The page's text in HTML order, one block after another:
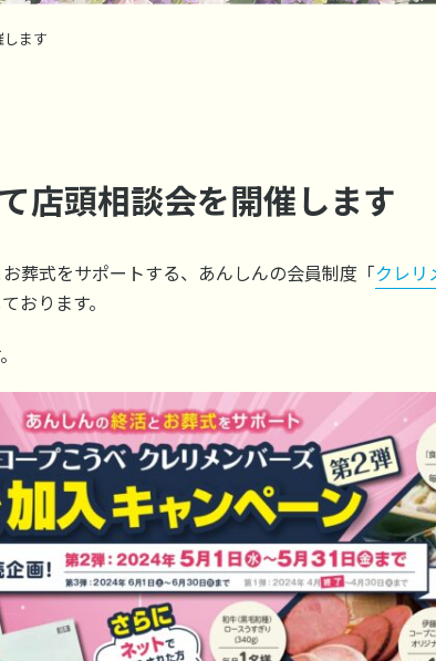
ます
店頭相談会を開催します
葬式をサポートする、あんしんの会員制度「クレリ
おります。